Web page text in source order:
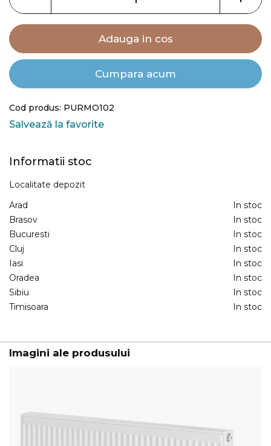
gallery
Adauga in cos
Cumpara acum
Cod produs: PURMO102
Salvează la favorite
Informatii stoc
Localitate depozit
Arad
In stoc
Brasov
In stoc
Bucuresti
In stoc
Cluj
In stoc
Iasi
In stoc
Oradea
In stoc
Sibiu
In stoc
Timisoara
In stoc
Imagini ale produsului